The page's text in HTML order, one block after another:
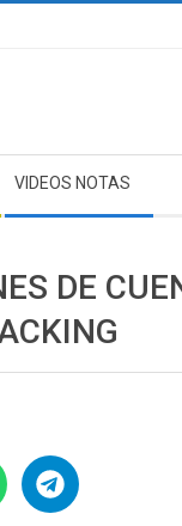
VIDEOS NOTAS
DE